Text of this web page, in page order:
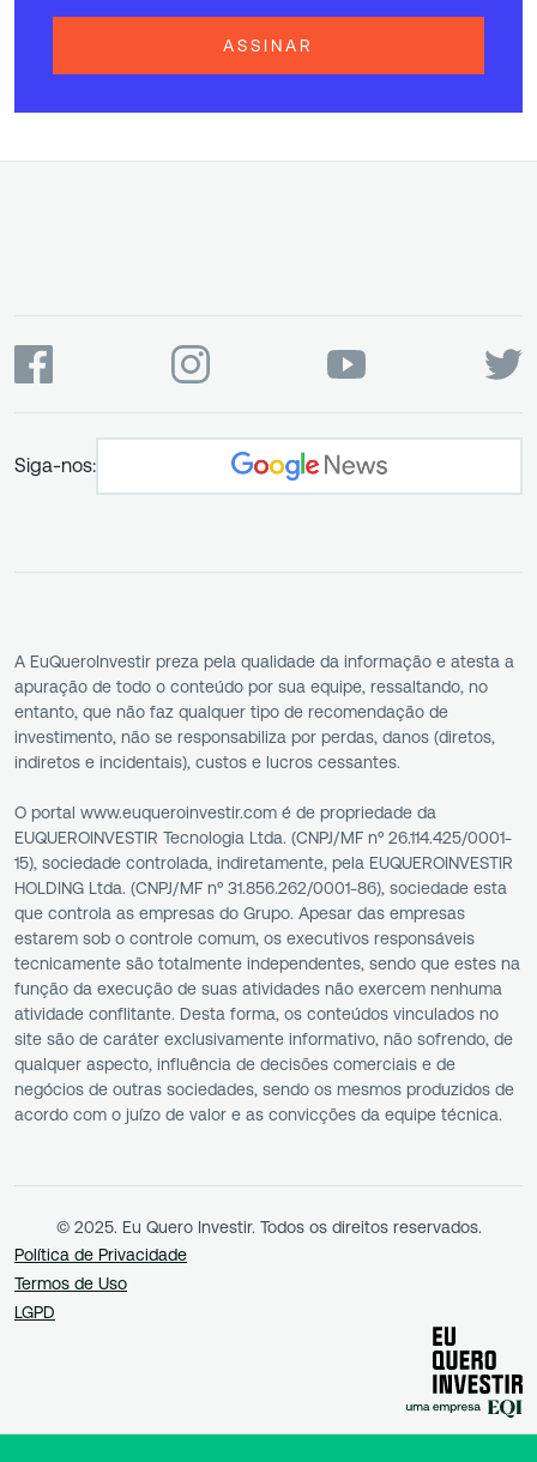
ASSINAR
Siga-nos:
A EuQueroInvestir preza pela qualidade da informação e atesta a
apuração de todo o conteúdo por sua equipe, ressaltando, no
entanto, que não faz qualquer tipo de recomendação de
investimento, não se responsabiliza por perdas, danos (diretos,
indiretos e incidentais), custos e lucros cessantes.
O portal www.euqueroinvestir.com é de propriedade da
EUQUEROINVESTIR Tecnologia Ltda. (CNPJ/MF nº 26.114.425/0001-
15), sociedade controlada, indiretamente, pela EUQUEROINVESTIR
HOLDING Ltda. (CNPJ/MF nº 31.856.262/0001-86), sociedade esta
que controla as empresas do Grupo. Apesar das empresas
estarem sob o controle comum, os executivos responsáveis
tecnicamente são totalmente independentes, sendo que estes na
função da execução de suas atividades não exercem nenhuma
atividade conflitante. Desta forma, os conteúdos vinculados no
site são de caráter exclusivamente informativo, não sofrendo, de
qualquer aspecto, influência de decisões comerciais e de
negócios de outras sociedades, sendo os mesmos produzidos de
acordo com o juízo de valor e as convicções da equipe técnica.
© 2025. Eu Quero Investir. Todos os direitos reservados.
Política de Privacidade
Termos de Uso
LGPD